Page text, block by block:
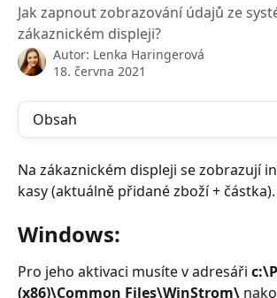
Jak zapnout zobrazování údajů ze
zákaznickém displeji?
Autor: Lenka Haringerová
18. června 2021
Obsah
Na zákaznickém displeji se zobrazují
kasy (aktuálně přidané zboží + částka).
Windows:
Pro jeho aktivaci musíte v adresáři
(x86)\Common Files\WinStrom\